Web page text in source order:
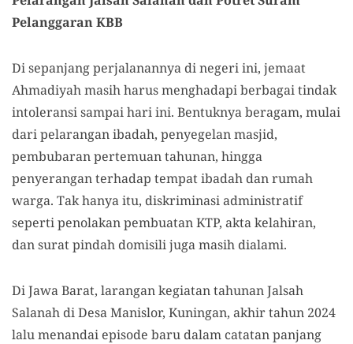
Pelanggaran KBB
Di sepanjang perjalanannya di negeri ini, jemaat
Ahmadiyah masih harus menghadapi berbagai tindak
intoleransi sampai hari ini. Bentuknya beragam, mulai
dari pelarangan ibadah, penyegelan masjid,
pembubaran pertemuan tahunan, hingga
penyerangan terhadap tempat ibadah dan rumah
warga. Tak hanya itu, diskriminasi administratif
seperti penolakan pembuatan KTP, akta kelahiran,
dan surat pindah domisili juga masih dialami.
Di Jawa Barat, larangan kegiatan tahunan Jalsah
Salanah di Desa Manislor, Kuningan, akhir tahun 2024
lalu menandai episode baru dalam catatan panjang